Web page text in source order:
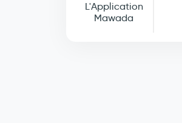
L'Application
Mawada